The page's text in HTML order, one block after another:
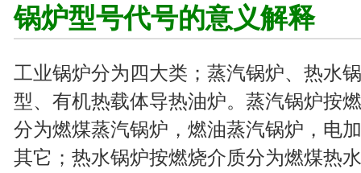
锅炉型号代号的意义解释
工业锅炉分为四大类；蒸汽锅炉、热水
型、有机热载体导热油炉。蒸汽锅炉按
分为燃煤蒸汽锅炉，燃油蒸汽锅炉，电
其它；热水锅炉按燃烧介质分为燃煤热